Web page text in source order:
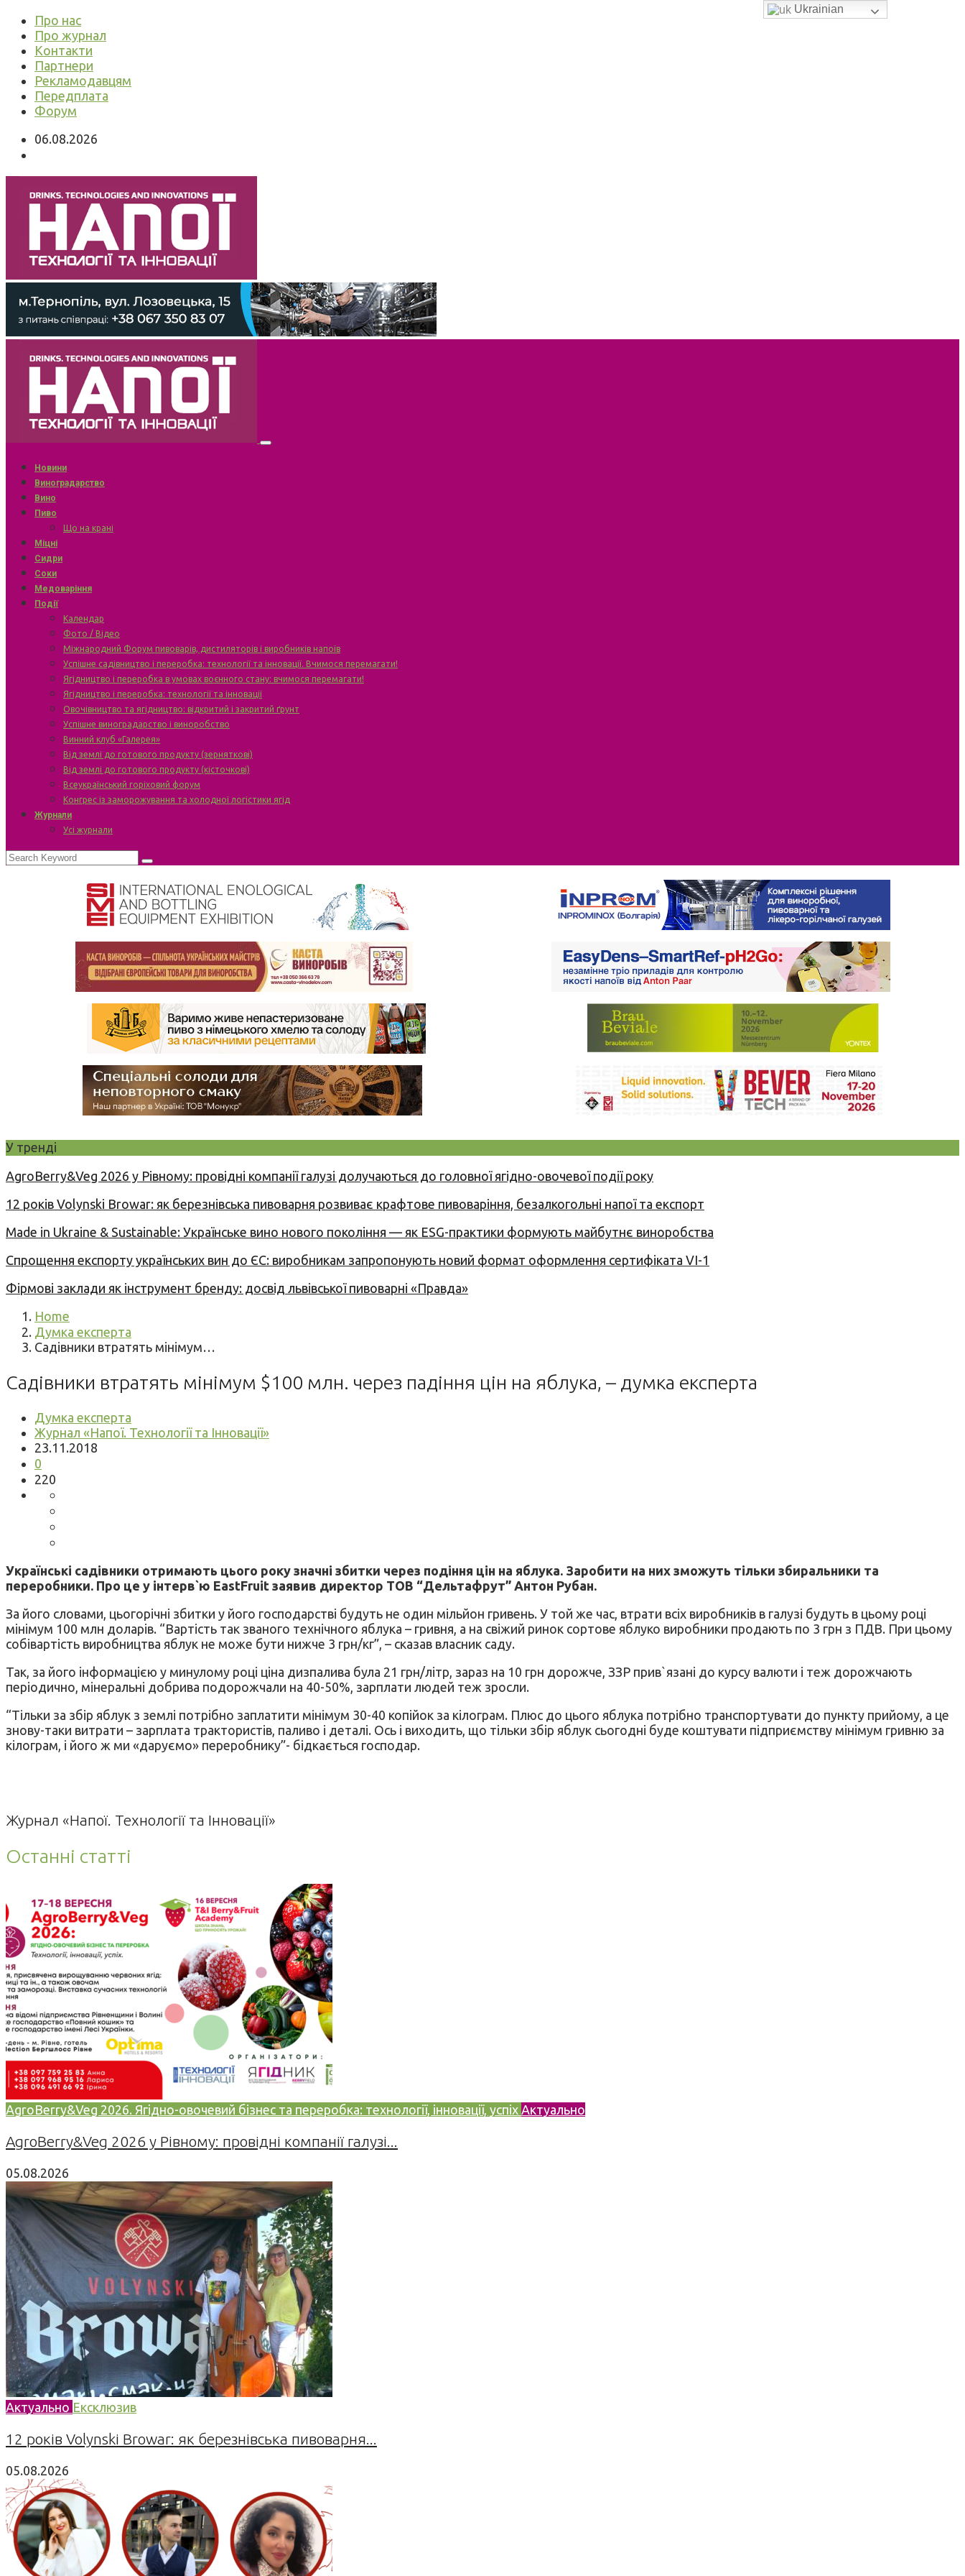
Про нас
Про журнал
Контакти
Партнери
Рекламодавцям
Передплата
Форум
06.08.2026
Новини
Виноградарство
Вино
Пиво
Що на крані
Міцні
Сидри
Соки
Медоваріння
Події
Календар
Фото / Відео
Міжнародний Форум пивоварів, дистиляторів і виробників напоїв
Успішне садівництво і переробка: технології та інновації. Вчимося перемагати!
Ягідництво і переробка в умовах воєнного стану: вчимося перемагати!
Ягідництво і переробка: технології та інновації
Овочівництво та ягідництво: відкритий і закритий ґрунт
Успішне виноградарство і виноробство
Винний клуб «Галерея»
Від землі до готового продукту (зерняткові)
Від землі до готового продукту (кісточкові)
Всеукраїнський горіховий форум
Конгрес із заморожування та холодної логістики ягід
Журнали
Усі журнали
У тренді
AgroBerry&Veg 2026 у Рівному: провідні компанії галузі долучаються до головної ягідно-овочевої події року
12 років Volynski Browar: як березнівська пивоварня розвиває крафтове пивоваріння, безалкогольні напої та експорт
Made in Ukraine & Sustainable: Українське вино нового покоління — як ESG-практики формують майбутнє виноробства
Спрощення експорту українських вин до ЄС: виробникам запропонують новий формат оформлення сертифіката VI-1
Фірмові заклади як інструмент бренду: досвід львівської пивоварні «Правда»
Home
Думка експерта
Садівники втратять мінімум…
Садівники втратять мінімум $100 млн. через падіння цін на яблука, – думка експерта
Думка експерта
Журнал «Напої. Технології та Інновації»
23.11.2018
0
220
Українські садівники отримають цього року значні збитки через подіння цін на яблука. Заробити на них зможуть тільки збиральники та
переробники. Про це у інтерв`ю EastFruit заявив директор ТОВ “Дельтафрут” Антон Рубан.
За його словами, цьогорічні збитки у його господарстві будуть не один мільйон гривень. У той же час, втрати всіх виробників в галузі будуть в цьому році
мінімум 100 млн доларів. “Вартість так званого технічного яблука – гривня, а на свіжий ринок сортове яблуко виробники продають по 3 грн з ПДВ. При цьому
собівартість виробництва яблук не може бути нижче 3 грн/кг”, – сказав власник саду.
Так, за його інформацією у минулому році ціна дизпалива була 21 грн/літр, зараз на 10 грн дорожче, ЗЗР прив`язані до курсу валюти і теж дорожчають
періодично, мінеральні добрива подорожчали на 40-50%, зарплати людей теж зросли.
“Тільки за збір яблук з землі потрібно заплатити мінімум 30-40 копійок за кілограм. Плюс до цього яблука потрібно транспортувати до пункту прийому, а це
знову-таки витрати – зарплата трактористів, паливо і деталі. Ось і виходить, що тільки збір яблук сьогодні буде коштувати підприємству мінімум гривню за
кілограм, і його ж ми «даруємо» переробнику”- бідкається господар.
Журнал «Напої. Технології та Інновації»
Останні статті
AgroBerry&Veg 2026. Ягідно-овочевий бізнес та переробка: технології, інновації, успіх Актуально
AgroBerry&Veg 2026 у Рівному: провідні компанії галузі...
05.08.2026
Актуально Ексклюзив
12 років Volynski Browar: як березнівська пивоварня...
05.08.2026
Ukrainian